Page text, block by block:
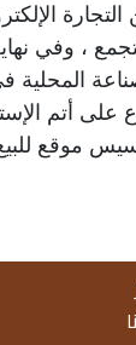
، وفي
على أتم
موقع